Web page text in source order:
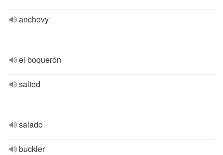
anchovy
el boquerón
salted
salado
buckler